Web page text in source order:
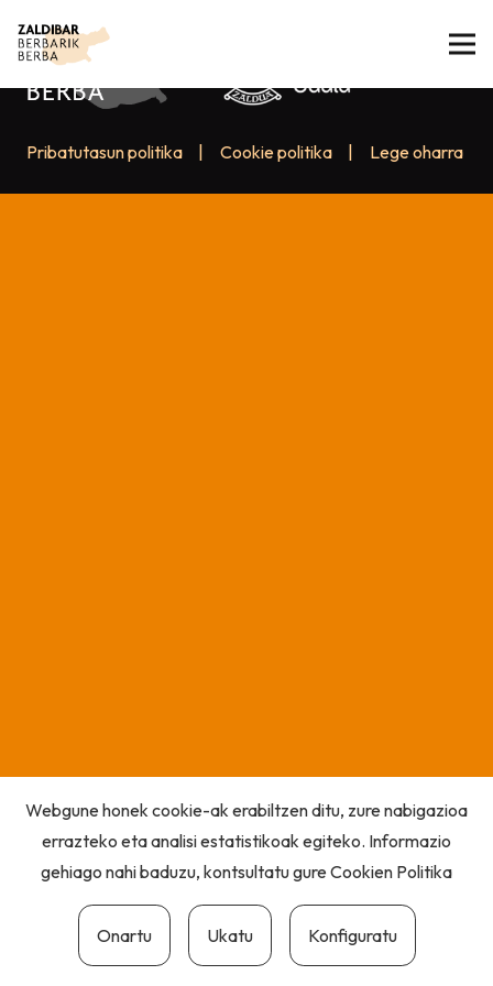
Pribatutasun politika Cookie politika Lege oharra
Webgune honek cookie-ak erabiltzen ditu, zure nabigazioa
errazteko eta analisi estatistikoak egiteko. Informazio
gehiago nahi baduzu, kontsultatu gureCookien Politika
Onartu Ukatu Konfiguratu